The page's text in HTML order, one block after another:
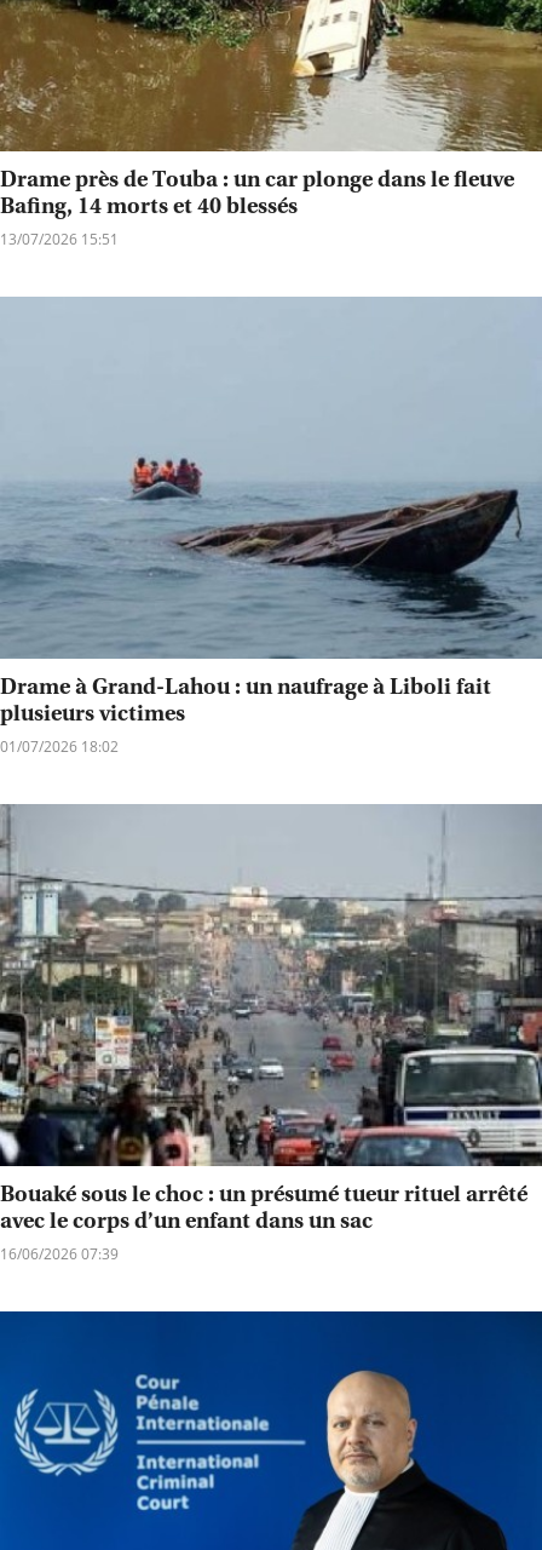
Drame près de Touba : un car plonge dans le fleuve
Bafing, 14 morts et 40 blessés
13/07/2026 15:51
Drame à Grand-Lahou : un naufrage à Liboli fait
plusieurs victimes
01/07/2026 18:02
Bouaké sous le choc : un présumé tueur rituel arrêté
avec le corps d’un enfant dans un sac
16/06/2026 07:39